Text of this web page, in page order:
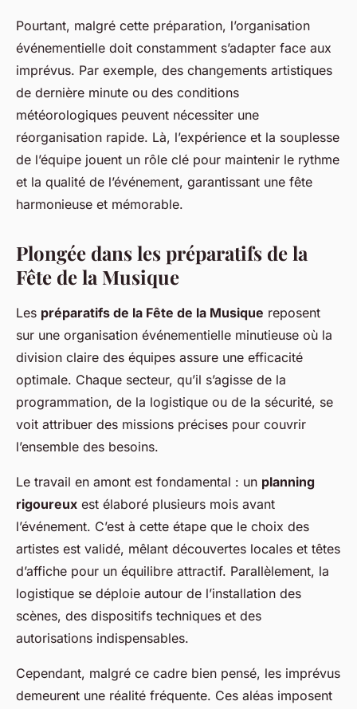
Pourtant, malgré cette préparation, l’organisation
événementielle doit constamment s’adapter face aux
imprévus. Par exemple, des changements artistiques
de dernière minute ou des conditions
météorologiques peuvent nécessiter une
réorganisation rapide. Là, l’expérience et la souplesse
de l’équipe jouent un rôle clé pour maintenir le rythme
et la qualité de l’événement, garantissant une fête
harmonieuse et mémorable.
Plongée dans les préparatifs de la
Fête de la Musique
Les préparatifs de la Fête de la Musique reposent
sur une organisation événementielle minutieuse où la
division claire des équipes assure une efficacité
optimale. Chaque secteur, qu’il s’agisse de la
programmation, de la logistique ou de la sécurité, se
voit attribuer des missions précises pour couvrir
l’ensemble des besoins.
Le travail en amont est fondamental : un planning
rigoureux est élaboré plusieurs mois avant
l’événement. C’est à cette étape que le choix des
artistes est validé, mêlant découvertes locales et têtes
d’affiche pour un équilibre attractif. Parallèlement, la
logistique se déploie autour de l’installation des
scènes, des dispositifs techniques et des
autorisations indispensables.
Cependant, malgré ce cadre bien pensé, les imprévus
demeurent une réalité fréquente. Ces aléas imposent